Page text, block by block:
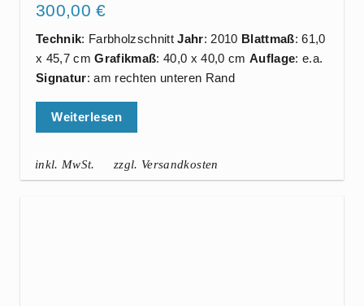
300,00€
Technik: FarbholzschnittJahr: 2010 Blattmaß: 61,0
x 45,7 cmGrafikmaß: 40,0 x 40,0 cmAuflage: e.a.
Signatur: am rechten unteren Rand
Weiterlesen
inkl. MwSt. zzgl. Versandkosten